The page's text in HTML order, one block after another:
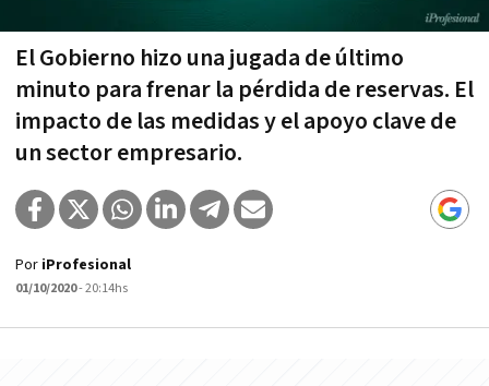
El Gobierno hizo una jugada de último
minuto para frenar la pérdida de reservas. El
impacto de las medidas y el apoyo clave de
un sector empresario.
Por iProfesional
01/10/2020- 20:14hs